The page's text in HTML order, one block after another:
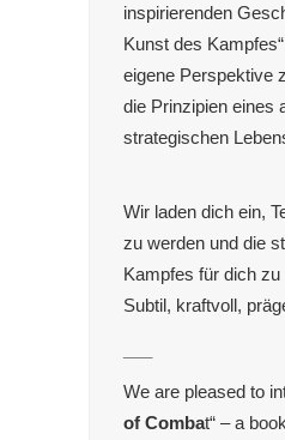
inspirierenden
Kunst des
eigene Perspektive
die Prinzipien eines
strategischen
Wir laden dich ein,
zu werden und die
Kampfes für dich zu
Subtil, kraftvoll,
We are pleased to
of Combat“ – a